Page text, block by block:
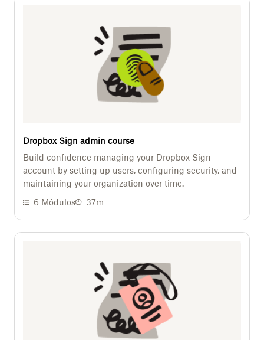
Dropbox Sign admin course
Build confidence managing your Dropbox Sign
account by setting up users, configuring security, and
maintaining your organization over time.
6 Módulos 37m